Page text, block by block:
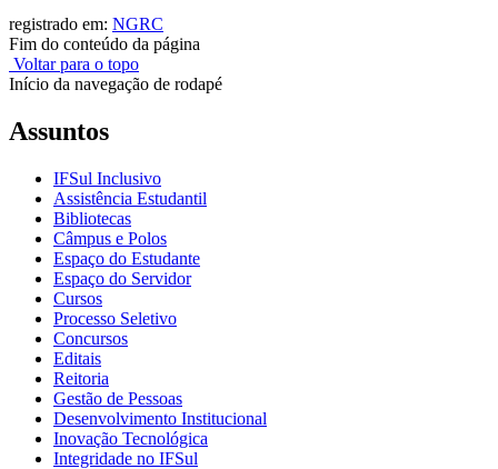
registrado em: NGRC
Fim do conteúdo da página
Voltar para o topo
Início da navegação de rodapé
Assuntos
IFSul Inclusivo
Assistência Estudantil
Bibliotecas
Câmpus e Polos
Espaço do Estudante
Espaço do Servidor
Cursos
Processo Seletivo
Concursos
Editais
Reitoria
Gestão de Pessoas
Desenvolvimento Institucional
Inovação Tecnológica
Integridade no IFSul